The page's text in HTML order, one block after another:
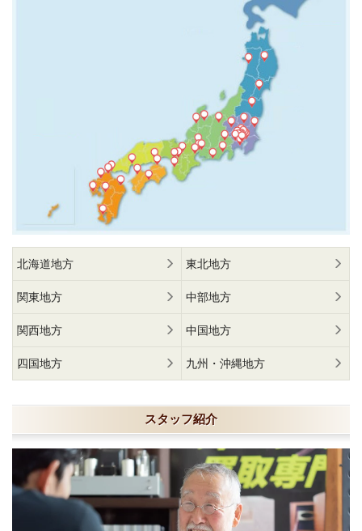
北海道地方 東北地方
関東地方 中部地方
関西地方 中国地方
四国地方 九州・沖縄地方
スタッフ紹介